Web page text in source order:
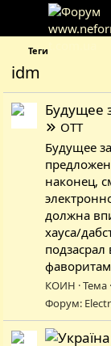
Теги
idm
Будущее
OTT
Будущее
наконец,
должна
хауса/
КОИН Тема
Форум: